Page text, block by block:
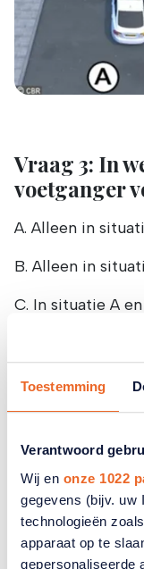
Toestemming
Verantwoord
Wij en onze 1022
gegevens (bijv. uw
technologieën
apparaat op te
gepersonaliseerde
Vraag 3: In
voetganger
A. Alleen in
B. Alleen in
C. In situatie A